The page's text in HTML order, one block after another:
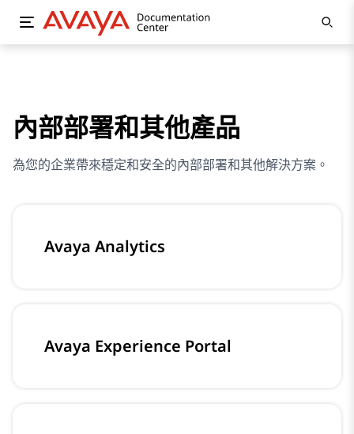
內部部署和其他產品
為您的企業帶來穩定和安全的內部部署和其他解決方案。
Avaya Analytics
Avaya Experience Portal